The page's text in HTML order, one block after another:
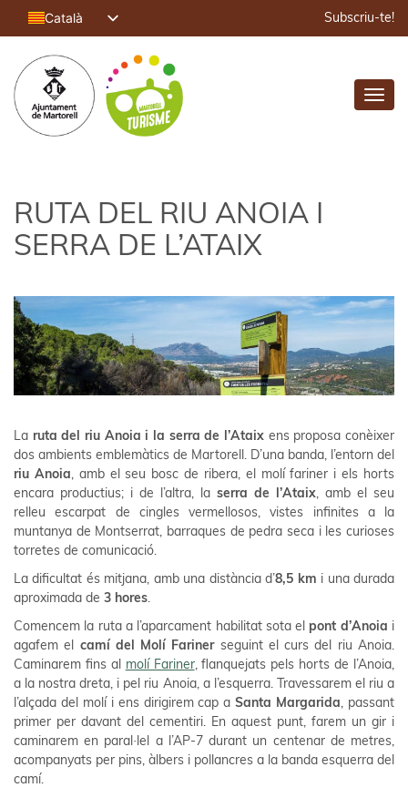
Català
English (UK)
Français
Deutsch
Subscriu-te!
RUTA DEL RIU ANOIA I
SERRA DE L’ATAIX
La ruta del riu Anoia i la serra de l’Ataix ens proposa conèixer
dos ambients emblemàtics de Martorell. D’una banda, l’entorn del
riu Anoia, amb el seu bosc de ribera, el molí fariner i els horts
encara productius; i de l’altra, la serra de l’Ataix, amb el seu
relleu escarpat de cingles vermellosos, vistes infinites a la
muntanya de Montserrat, barraques de pedra seca i les curioses
torretes de comunicació.
La dificultat és mitjana, amb una distància d’8,5 km i una durada
aproximada de 3 hores.
Comencem la ruta a l’aparcament habilitat sota elpont d’Anoia i
agafem el camí del Molí Farinerseguint el curs del riu Anoia.
Caminarem fins al molí Fariner, flanquejats pels horts de l’Anoia,
a la nostra dreta, i pel riu Anoia, a l’esquerra. Travessarem el riu a
l’alçada del molí i ens dirigirem cap aSanta Margarida, passant
primer per davant del cementiri. En aquest punt, farem un gir i
caminarem en paral·lel a l’AP-7 durant un centenar de metres,
acompanyats per pins, àlbers i pollancres a la banda esquerra del
camí.